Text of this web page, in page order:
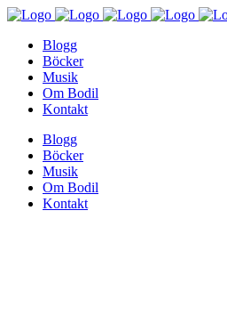
Blogg
Böcker
Musik
Om Bodil
Kontakt
Blogg
Böcker
Musik
Om Bodil
Kontakt